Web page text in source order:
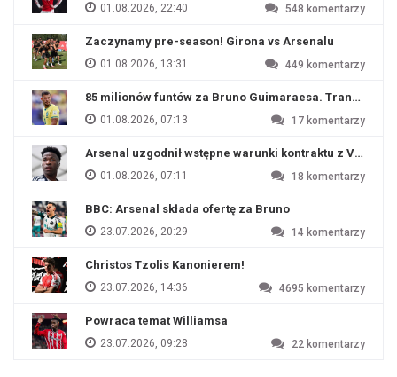
01.08.2026, 22:40 548 komentarzy
Zaczynamy pre-season! Girona vs Arsenalu
01.08.2026, 13:31 449 komentarzy
85 milionów funtów za Bruno Guimaraesa. Transfer
01.08.2026, 07:13 17 komentarzy
Arsenal uzgodnił wstępne warunki kontraktu z
01.08.2026, 07:11 18 komentarzy
BBC: Arsenal składa ofertę za Bruno
23.07.2026, 20:29 14 komentarzy
Christos Tzolis Kanonierem!
23.07.2026, 14:36 4695 komentarzy
Powraca temat Williamsa
23.07.2026, 09:28 22 komentarzy